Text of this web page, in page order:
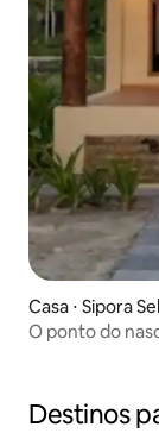
Casa ⋅ Sipora
O ponto do
Destinos